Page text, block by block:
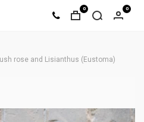
0 0
rose and Lisianthus (Eustoma)